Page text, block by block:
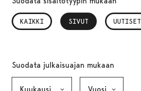
KAIKKI SIVUT
, VALITTU UUTISET
Suodata julkaisuajan mukaan